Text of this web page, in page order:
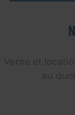
Vente et
au